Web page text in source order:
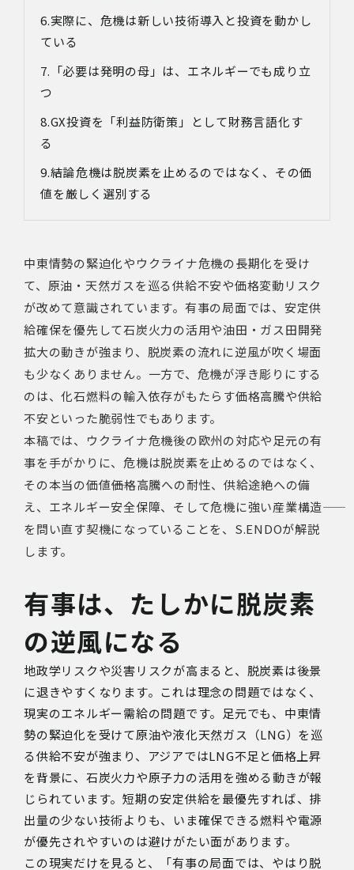
実際に、危機は新しい技術導入と投資を動かし
ている
「必要は発明の母」は、エネルギーでも成り立
つ
GX投資を「利益防衛策」として財務言語化す
る
結論危機は脱炭素を止めるのではなく、その価
値を厳しく選別する
中東情勢の緊迫化やウクライナ危機の長期化を受け
て、原油・天然ガスを巡る供給不安や価格変動リスク
が改めて意識されています。有事の局面では、安定供
給確保を優先して石炭火力の活用や油田・ガス田開発
拡大の動きが強まり、脱炭素の流れに逆風が吹く場面
も少なくありません。一方で、危機が浮き彫りにする
のは、化石燃料の輸入依存がもたらす価格高騰や供給
不安といった脆弱性でもあります。
本稿では、ウクライナ危機後の欧州の対応や足元の有
事を手がかりに、危機は脱炭素を止めるのではなく、
その本当の価値――価格高騰への耐性、供給途絶への備
え、エネルギー安全保障、そして危機に強い産業構造――
を問い直す契機になっていることを、S.ENDOが解説
します。
有事は、たしかに脱炭素
の逆風になる
地政学リスクや災害リスクが高まると、脱炭素は後景
に退きやすくなります。これは理念の問題ではなく、
現実のエネルギー需給の問題です。足元でも、中東情
勢の緊迫化を受けて原油や液化天然ガス（LNG）を巡
る供給不安が強まり、アジアではLNG不足と価格上昇
を背景に、石炭火力や原子力の活用を強める動きが報
じられています。短期の安定供給を最優先すれば、排
出量の少ない技術よりも、いま確保できる燃料や電源
が優先されやすいのは避けがたい面があります。
この現実だけを見ると、「有事の局面では、やはり脱